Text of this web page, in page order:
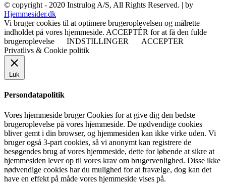
© copyright - 2020 Instrulog A/S, All Rights Reserved. | by
Hjemmesider.dk
Vi bruger cookies til at optimere brugeroplevelsen og målrette
indholdet på vores hjemmeside. ACCEPTÉR for at få den fulde
brugeroplevelse
INDSTILLINGER
ACCEPTER
Privatlivs & Cookie politik
Luk
Persondatapolitik
Vores hjemmeside bruger Cookies for at give dig den bedste
brugeroplevelse på vores hjemmeside. De nødvendige cookies
bliver gemt i din browser, og hjemmesiden kan ikke virke uden. Vi
bruger også 3-part cookies, så vi anonymt kan registrere de
besøgendes brug af vores hjemmeside, dette for løbende at sikre at
hjemmesiden lever op til vores krav om brugervenlighed. Disse ikke
nødvendige cookies har du mulighed for at fravælge, dog kan det
have en effekt på måde vores hjemmeside vises på.